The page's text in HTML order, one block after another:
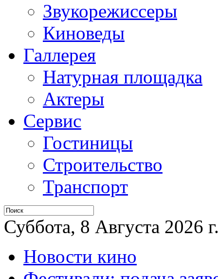
Звукорежиссеры
Киноведы
Галлерея
Натурная площадка
Актеры
Сервис
Гостиницы
Строительство
Транспорт
Суббота, 8 Августа 2026
Новости кино